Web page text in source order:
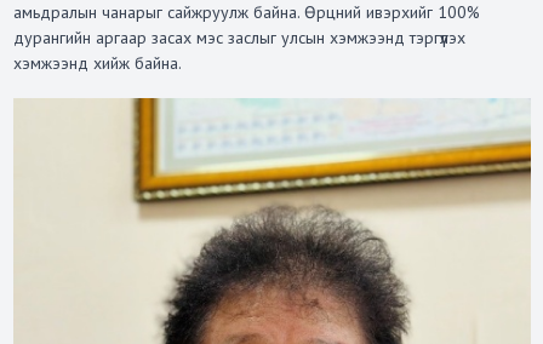
амьдралын чанарыг сайжруулж байна. Өрцний ивэрхийг 100%
дурангийн аргаар засах мэс заслыг улсын хэмжээнд тэргүүлэх
хэмжээнд хийж байна.